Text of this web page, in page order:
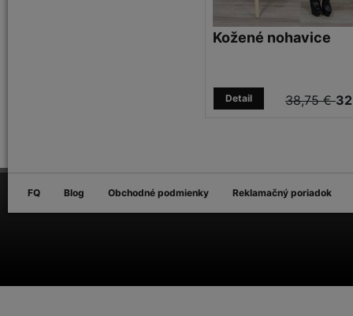
Kožené nohavice
38,75 €
Detail
FQ Blog Obchodné podmienky Reklamačný poriadok